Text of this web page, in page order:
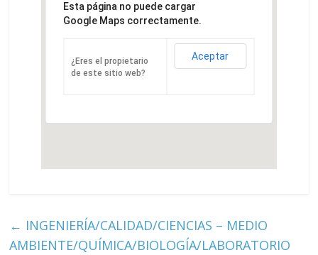
Esta página no puede cargar
Google Maps correctamente.
¿Eres el propietario
de este sitio web?
Aceptar
← INGENIERÍA/CALIDAD/CIENCIAS – MEDIO
AMBIENTE/QUÍMICA/BIOLOGÍA/LABORATORIO